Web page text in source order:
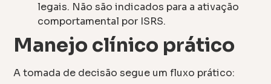
legais. Não são indicados para a ativação
comportamental por ISRS.
Manejo clínico prático
A tomada de decisão segue um fluxo prático: